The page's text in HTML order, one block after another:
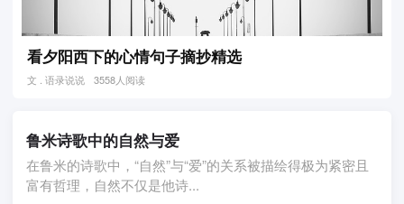
看夕阳西下的心情句子摘抄精选
文 . 语录说说 3558人阅读
鲁米诗歌中的自然与爱
在鲁米的诗歌中，“自然”与“爱”的关系被描绘得极为紧密且
富有哲理，自然不仅是他诗...